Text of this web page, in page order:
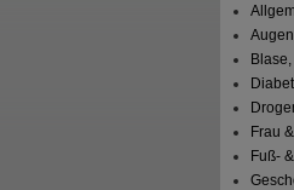
Augen
Frau
Fuß-